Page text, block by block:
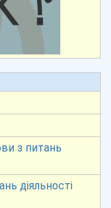
з питань
діяльності